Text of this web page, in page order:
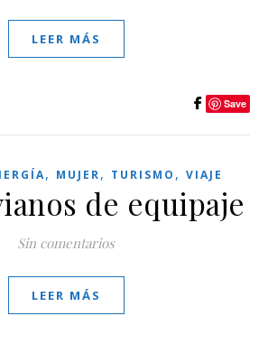
LEER MÁS
Save
, MUJER, TURISMO , VIAJE
de equipaje
Sin comentarios
LEER MÁS